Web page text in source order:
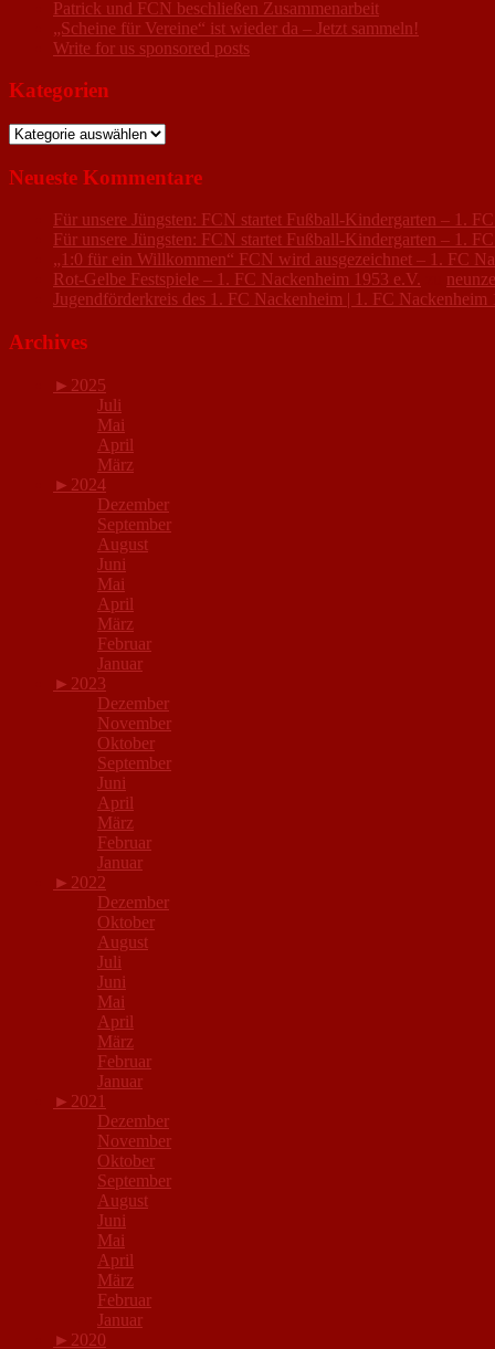
Patrick und FCN beschließen Zusammenarbeit
„Scheine für Vereine“ ist wieder da – Jetzt sammeln!
Write for us sponsored posts
Kategorien
Kategorien
Neueste Kommentare
Für unsere Jüngsten: FCN startet Fußball-Kindergarten – 1.
Für unsere Jüngsten: FCN startet Fußball-Kindergarten – 1.
„1:0 für ein Willkommen“ FCN wird ausgezeichnet – 1. FC
Rot-Gelbe Festspiele – 1. FC Nackenheim 1953 e.V.
Jugendförderkreis des 1. FC Nackenheim | 1. FC Nackenheim
Archives
► 2025
Juli
Mai
April
März
► 2024
Dezember
September
August
Juni
Mai
April
März
Februar
Januar
► 2023
Dezember
November
Oktober
September
Juni
April
März
Februar
Januar
► 2022
Dezember
Oktober
August
Juli
Juni
Mai
April
März
Februar
Januar
► 2021
Dezember
November
Oktober
September
August
Juni
Mai
April
März
Februar
Januar
► 2020